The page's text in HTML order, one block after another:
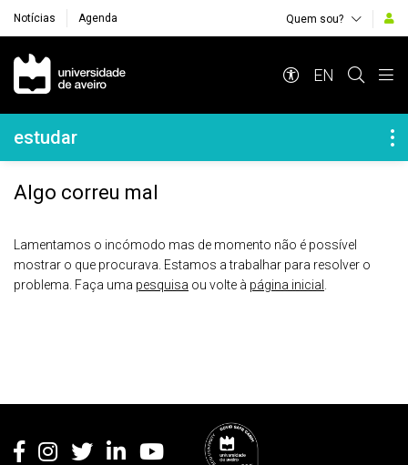
Notícias Agenda Quem sou?
Navegação Principal
EN
Navegação Lateral
estudar
Algo correu mal
Lamentamos o incómodo mas de momento não é possível
mostrar o que procurava. Estamos a trabalhar para resolver o
problema. Faça uma pesquisa ou volte à página inicial